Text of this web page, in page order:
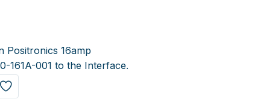
Positronics 16amp
161A-001 to the Interface.